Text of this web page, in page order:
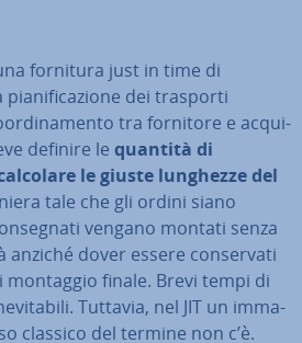
fornitura just in time di
pia­ni­fi­ca­zio­ne dei trasporti
tra fornitore e ac­qui­
definire le quantità di
le giuste lunghezze del
tale che gli ordini siano
vengano montati senza
dover essere con­ser­va­ti
finale. Brevi tempi di
Tuttavia, nel JIT un im­ma­
classico del termine non c’è.